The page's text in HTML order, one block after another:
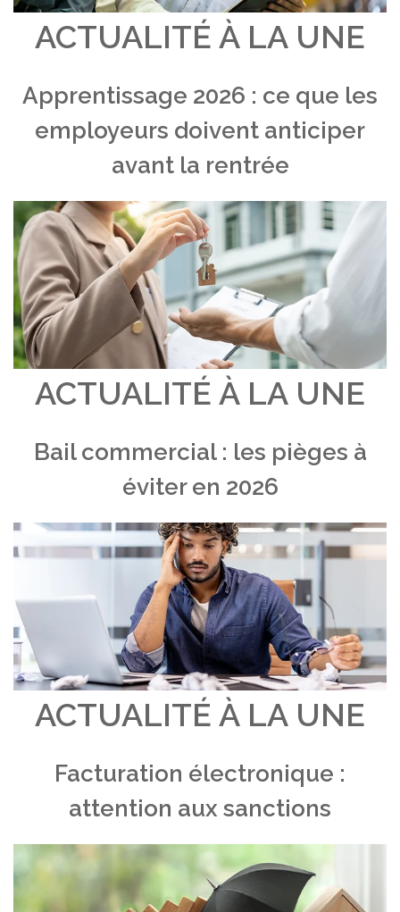
ACTUALITÉ À LA UNE
Apprentissage 2026 : ce que les
employeurs doivent anticiper
avant la rentrée
ACTUALITÉ À LA UNE
Bail commercial : les pièges à
éviter en 2026
ACTUALITÉ À LA UNE
Facturation électronique :
attention aux sanctions